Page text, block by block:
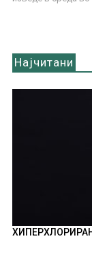
Најчитани